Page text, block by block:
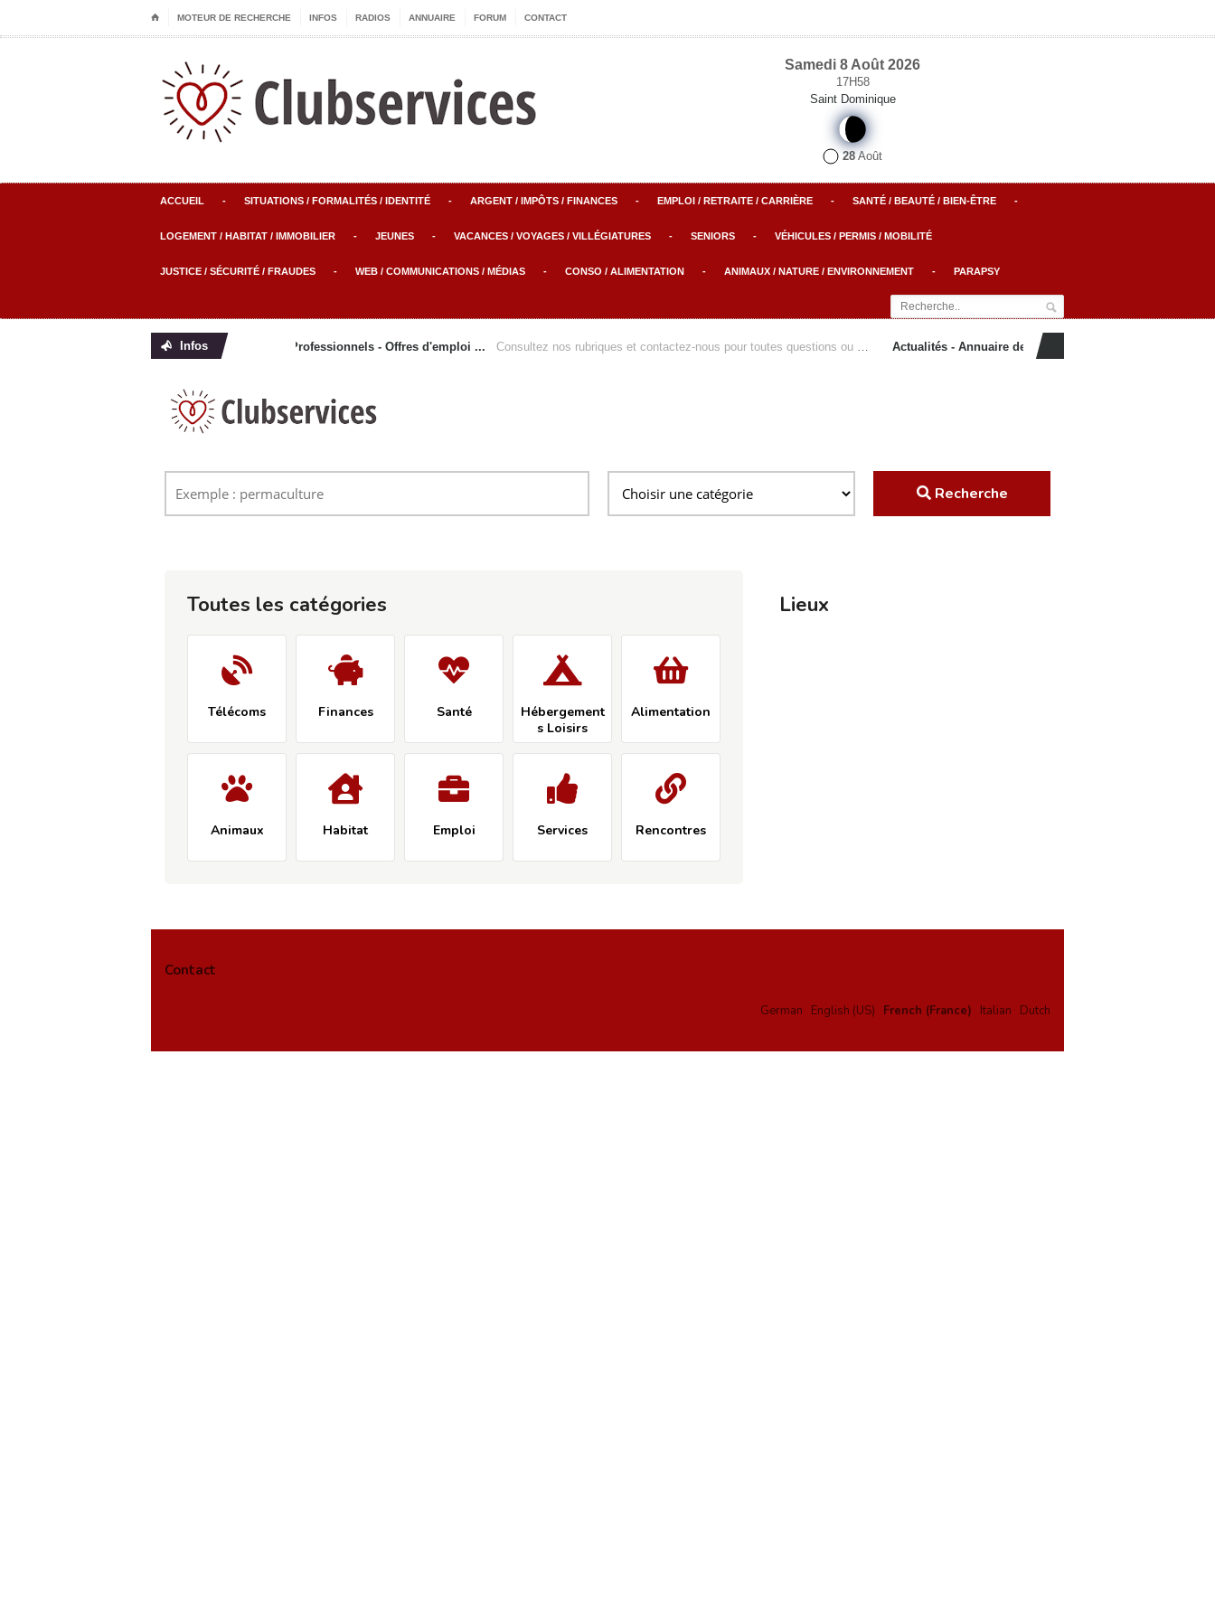
⌂ MOTEUR DE RECHERCHE INFOS RADIOS ANNUAIRE FORUM CONTACT
Samedi 8 Août 2026
17H58
Saint Dominique
28 Août
ACCUEIL - SITUATIONS / FORMALITÉS / IDENTITÉ - ARGENT / IMPÔTS / FINANCES - EMPLOI / RETRAITE / CARRIÈRE - SANTÉ / BEAUTÉ / BIEN-ÊTRE -
LOGEMENT / HABITAT / IMMOBILIER - JEUNES - VACANCES / VOYAGES / VILLÉGIATURES - SENIORS - VÉHICULES / PERMIS / MOBILITÉ
JUSTICE / SÉCURITÉ / FRAUDES - WEB / COMMUNICATIONS / MÉDIAS - CONSO / ALIMENTATION - ANIMAUX / NATURE / ENVIRONNEMENT - PARAPSY
Infos
Actualités - Annuaire des Professionnels - Offres d'emploi ... Consultez nos rubriques et contactez-nous pour toutes questions ou suggestions ... Actualités - Annuaire des Professionnels - Offres d'emploi